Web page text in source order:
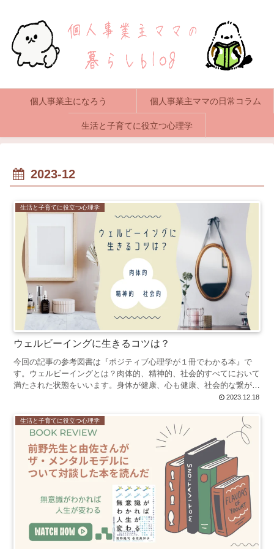
個人事業主になろう 個人事業主ママの日常コラム
生活と子育てに役立つ心理学
2023-12
生活と子育てに役立つ心理学
ウェルビーイングに生きるコツは？
今回の記事の参考図書は『ポジティブ心理学が１冊でわかる本』で
す。ウェルビーイングとは？肉体的、精神的、社会的すべてにおいて
満たされた状態をいいます。身体が健康、心も健康、社会的な繋がり
もある、という感じですね。では満たされる、というのはどん...2023.12.18
生活と子育てに役立つ心理学